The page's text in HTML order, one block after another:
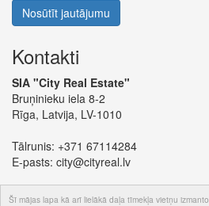
Šī mājas lapa kā arī lielākā daļa tīmekļa vietņu izmanto
Nosūtīt jautājumu
Kontakti
SIA "City Real Estate"
Bruņinieku iela 8-2
Rīga, Latvija, LV-1010
Tālrunis: +371 67114284
E-pasts: city@cityreal.lv